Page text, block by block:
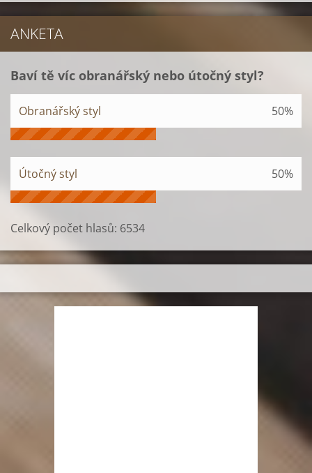
ANKETA
Baví tě víc obranářský nebo útočný styl?
Obranářský styl 50%
Útočný styl 50%
Celkový počet hlasů: 6534